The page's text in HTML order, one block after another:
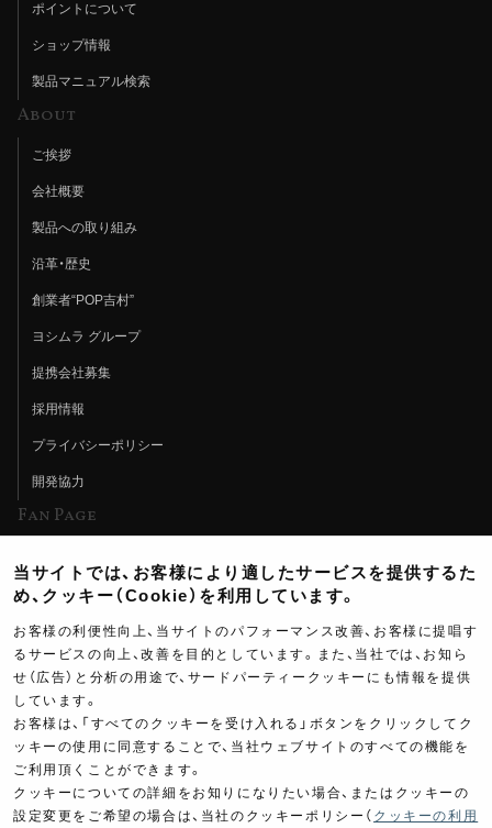
ポイントについて
ショップ情報
製品マニュアル検索
About
ご挨拶
会社概要
製品への取り組み
沿革・歴史
創業者“POP吉村”
ヨシムラ グループ
提携会社募集
採用情報
プライバシーポリシー
開発協力
Fan Page
ヨシムラTV
イベント情報
イベントスケジュール
ツーリングブレイクタイム
製品ポスター
当サイトでは、お客様により適したサービスを提供するた
め、クッキー（Cookie）を利用しています。
お客様の利便性向上、当サイトのパフォーマンス改善、お客様に提唱す
るサービスの向上、改善を目的としています。また、当社では、お知ら
せ（広告）と分析の用途で、サードパーティークッキーにも情報を提供
しています。
お客様は、「すべてのクッキーを受け入れる」ボタンをクリックしてク
ッキーの使用に同意することで、当社ウェブサイトのすべての機能を
ご利用頂くことができます。
クッキーについての詳細をお知りになりたい場合、またはクッキーの
設定変更をご希望の場合は、当社のクッキーポリシー（ クッキーの利用